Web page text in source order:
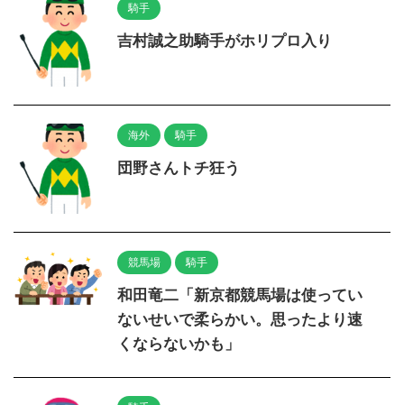
騎手
吉村誠之助騎手がホリプロ入り
海外 騎手
団野さんトチ狂う
競馬場 騎手
和田竜二「新京都競馬場は使ってい
ないせいで柔らかい。思ったより速
くならないかも」